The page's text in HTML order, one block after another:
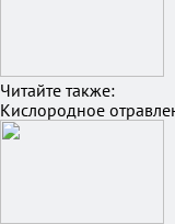
Читайте также:
Кислородное